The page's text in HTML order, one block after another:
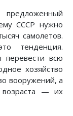
СССР нужно
самолетов.
тенденция.
перевести всю
хозяйство
вооружений, а
возраста — их